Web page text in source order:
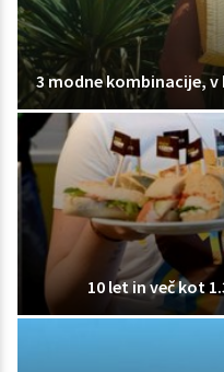
3 modne kombinacije,
10 let in več kot